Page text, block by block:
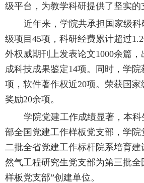
级平台，为教学科研提供了坚实的
近年来，学院共承担国家级科
级项目45项，科研经费累计超过
外权威期刊上发表论文1000余篇
成科技成果鉴定14项。同时，学院
项，软件著作权近20项。荣获国
奖励20余项。
学院党建工作成绩显著，本
部全国党建工作样板党支部，学
二批全省党建工作标杆院系培育
然气工程研究生党支部为第三批全
样板党支部”创建单位。